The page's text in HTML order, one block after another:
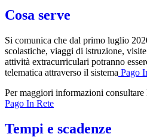
Cosa serve
Si comunica che dal primo luglio
scolastiche, viaggi di istruzione,
attività extracurriculari potranno
telematica attraverso il sistema Pago
Per maggiori informazioni
Pago In Rete
Tempi e scadenze